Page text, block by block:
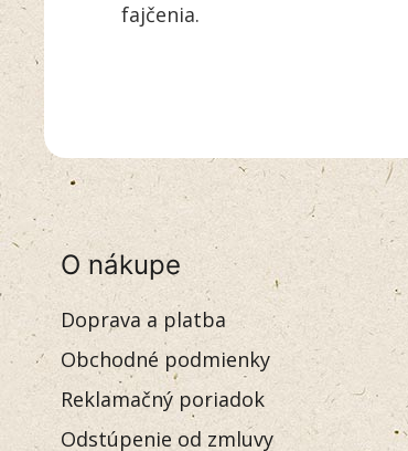
fajčenia.
O nákupe
Doprava a platba
Obchodné podmienky
Reklamačný poriadok
Odstúpenie od zmluvy